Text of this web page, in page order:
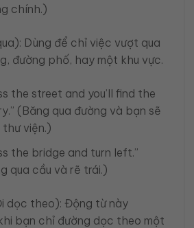
chính.)
Dùng để chỉ việc vượt qua
đường phố, hay một khu vực.
the street and you’ll find the
(Băng qua đường và bạn sẽ
viện.)
the bridge and turn left.”
qua cầu và rẽ trái.)
dọc theo): Động từ này
bạn chỉ đường dọc theo một